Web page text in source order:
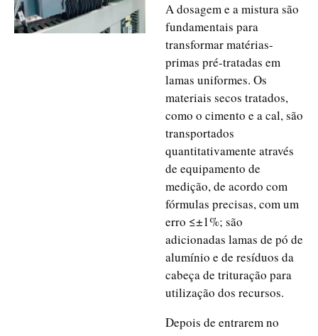
A dosagem e a mistura são
fundamentais para
transformar matérias-
primas pré-tratadas em
lamas uniformes. Os
materiais secos tratados,
como o cimento e a cal, são
transportados
quantitativamente através
de equipamento de
medição, de acordo com
fórmulas precisas, com um
erro ≤±1%; são
adicionadas lamas de pó de
alumínio e de resíduos da
cabeça de trituração para
utilização dos recursos.
Depois de entrarem no